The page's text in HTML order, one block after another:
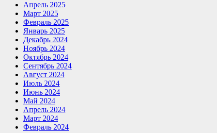
Апрель 2025
Март 2025
Февраль 2025
Январь 2025
Декабрь 2024
Ноябрь 2024
Октябрь 2024
Сентябрь 2024
Август 2024
Июль 2024
Июнь 2024
Май 2024
Апрель 2024
Март 2024
Февраль 2024